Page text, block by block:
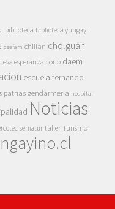
biblioteca biblioteca yungay
cesfam chillan cholguán
esperanza corfo daem
escuela fernando
patriasgendarmeria hospital
Noticias
sernatur taller Turismo